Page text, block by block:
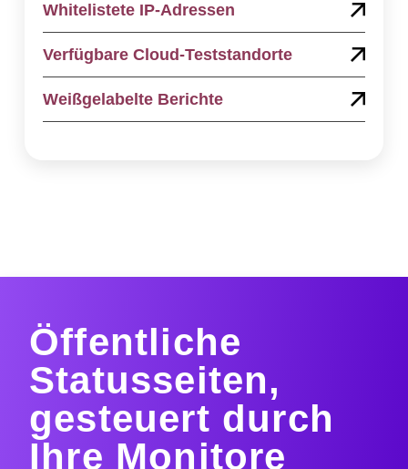
Whitelistete IP-Adressen
Verfügbare Cloud-Teststandorte
Weißgelabelte Berichte
Öffentliche
Statusseiten,
gesteuert durch
Ihre Monitore